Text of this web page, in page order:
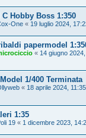
C Hobby Boss 1:350
One « 19 luglio 2024,
papermodel
« 14 giugno
1/400 Terminata
« 18 aprile 2024, 11:35
1:35
19 « 1 dicembre 2023,